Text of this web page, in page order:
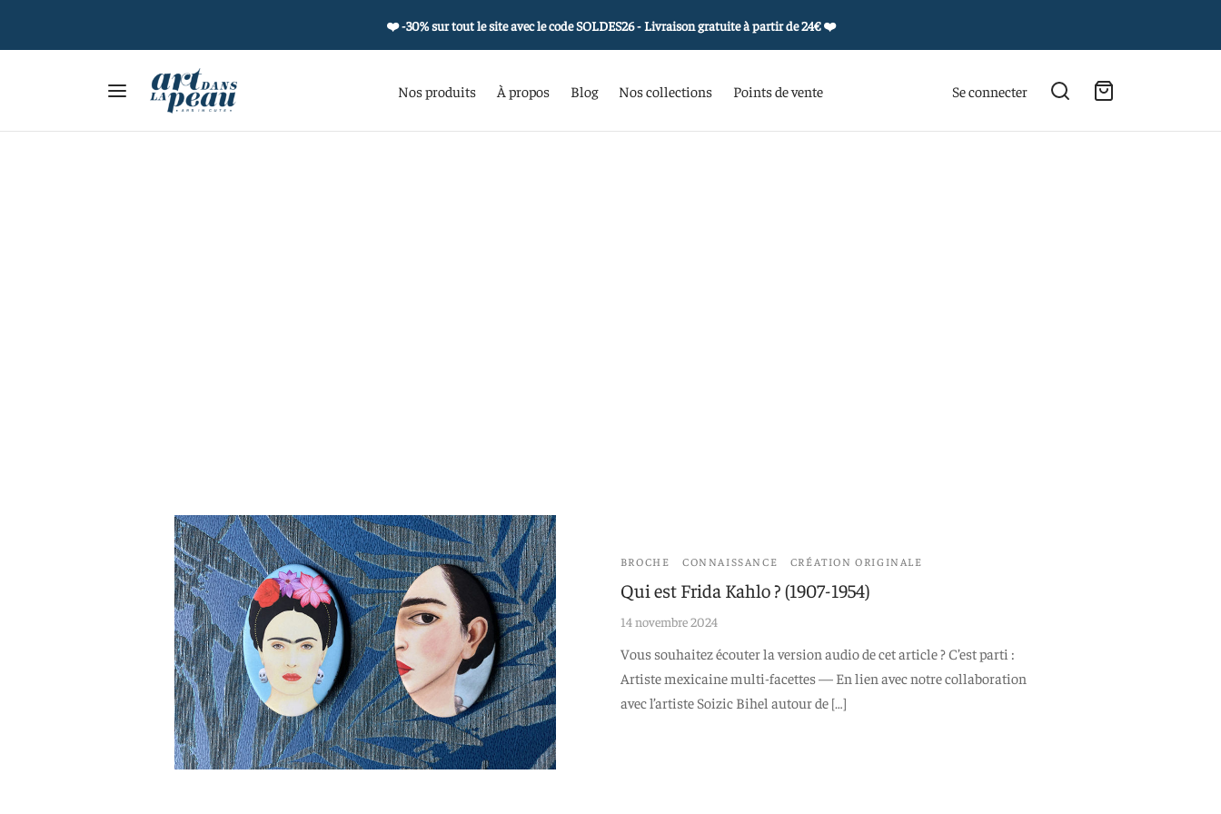
❤️ -30% sur tout le site avec le code SOLDES26 - Livraison gratuite à partir de 24€❤️
Nos produits À propos Blog Nos collections Points de vente Se connecter
BROCHE CONNAISSANCE CRÉATION ORIGINALE
Qui est Frida Kahlo ? (1907-1954)
14 novembre 2024
Vous souhaitez écouter la version audio de cet article ? C’est parti :
Artiste mexicaine multi-facettes — En lien avec notre collaboration
avec l’artiste Soizic Bihel autour de […]